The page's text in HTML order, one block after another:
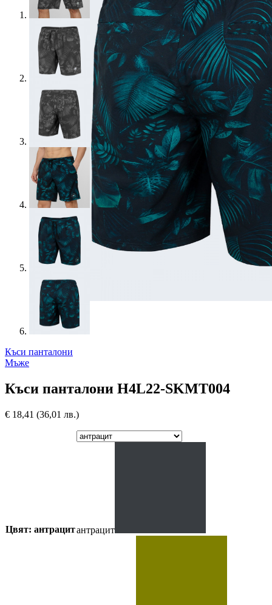
Къси панталони
Мъже
Къси панталони H4L22-SKMT004
€ 18,41 (36,01 лв.)
Цвят: антрацитантрацит